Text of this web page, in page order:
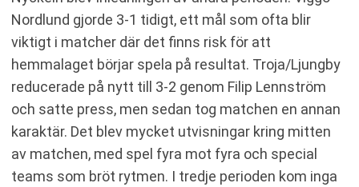
Nordlund gjorde 3-1 tidigt, ett mål som ofta blir
viktigt i matcher där det finns risk för att
hemmalaget börjar spela på resultat. Troja/Ljungby
reducerade på nytt till 3-2 genom Filip Lennström
och satte press, men sedan tog matchen en annan
karaktär. Det blev mycket utvisningar kring mitten
av matchen, med spel fyra mot fyra och special
teams som bröt rytmen. I tredje perioden kom inga